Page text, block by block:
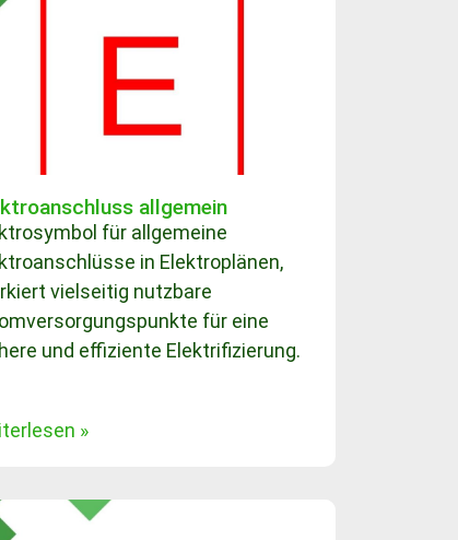
allgemein
für allgemeine
in Elektroplänen,
vielseitig nutzbare
für eine
und effiziente Elektrifizierung.
»